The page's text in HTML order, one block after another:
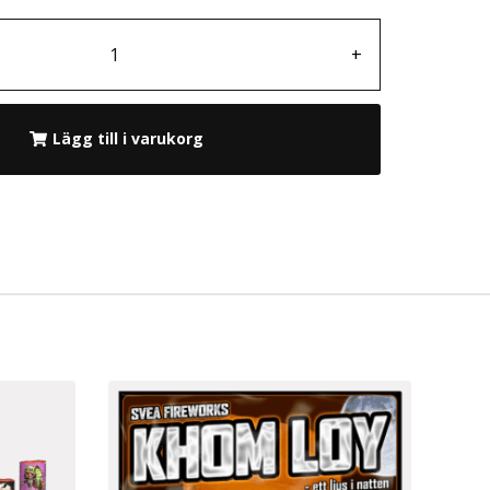
+
Lägg till i varukorg